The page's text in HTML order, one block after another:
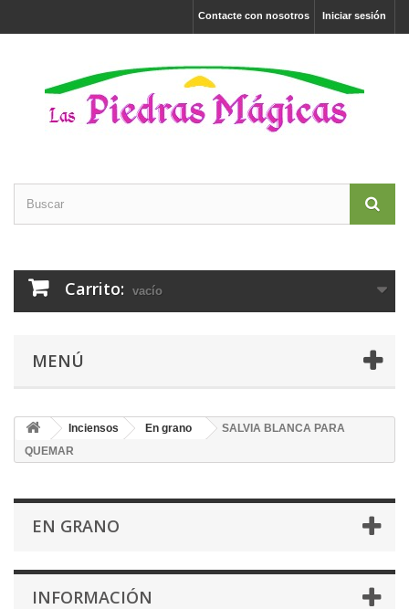
Iniciar sesión
Contacte con nosotros
Carrito: vacío
MENÚ
Inciensos En grano
SALVIA BLANCA PARA
QUEMAR
EN GRANO
INFORMACIÓN